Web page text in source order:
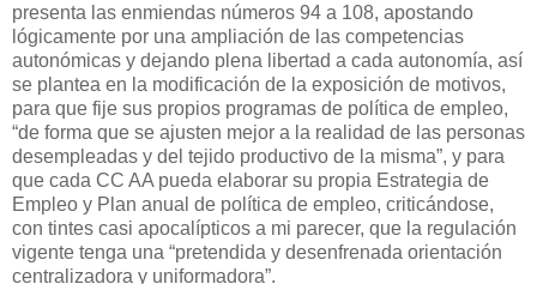
presenta las enmiendas números 94 a 108, apostando
lógicamente por una ampliación de las competencias
autonómicas y dejando plena libertad a cada autonomía, así
se plantea en la modificación de la exposición de motivos,
para que fije sus propios programas de política de empleo,
“de forma que se ajusten mejor a la realidad de las personas
desempleadas y del tejido productivo de la misma”, y para
que cada CC AA pueda elaborar su propia Estrategia de
Empleo y Plan anual de política de empleo, criticándose,
con tintes casi apocalípticos a mi parecer, que la regulación
vigente tenga una “pretendida y desenfrenada orientación
centralizadora y uniformadora”.